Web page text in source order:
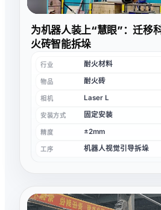
为机器人装上“慧眼”：迁移
火砖智能拆垛
行业 耐火材料
物品 耐火砖
相机 Laser L
安装方式 固定安装
精度 ±2mm
工序 机器人视觉引导拆垛